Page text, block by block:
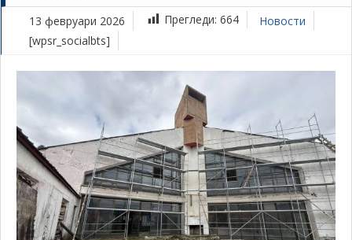
13 февруари 2026 Прегледи: 664
Новости
[wpsr_socialbts]